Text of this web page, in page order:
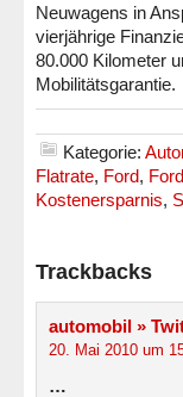
Neuwagens in
vierjährige
80.000 Kilometer
Mobilitätsgarantie.
Kategorie:
Flatrate, Ford,
Kostenersparnis,
Trackbacks
automobil »
20. Mai 2010 um
…